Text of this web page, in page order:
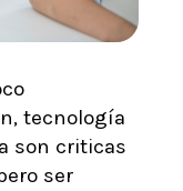
tecnología
son criticas
ser